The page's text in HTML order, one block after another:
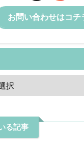
お問い合わせはコチ
る記事